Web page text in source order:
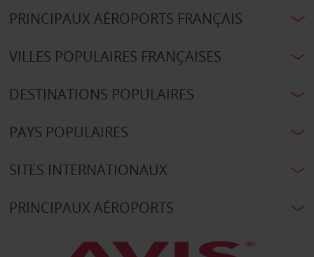
PRINCIPAUX AÉROPORTS FRANÇAIS
VILLES POPULAIRES FRANÇAISES
DESTINATIONS POPULAIRES
PAYS POPULAIRES
SITES INTERNATIONAUX
PRINCIPAUX AÉROPORTS